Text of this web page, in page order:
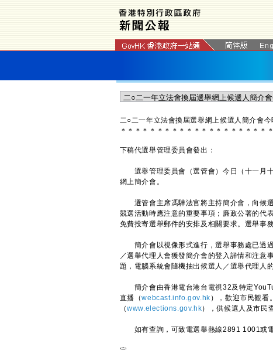
二○二一年立法會換屆選舉網上候選人簡介會今
＊ ＊ ＊ ＊ ＊ ＊ ＊ ＊ ＊ ＊ ＊ ＊ ＊ ＊ ＊ ＊ ＊ ＊ ＊ ＊ ＊
下稿代選舉管理委員會發出：
選舉管理委員會（選管會）今日（十一月十
網上簡介會。
選管會主席馮驊法官將主持簡介會，向候選
競選活動時應注意的重要事項；廉政公署的代
免費投寄選舉郵件的安排及相關要求。選舉事
簡介會以視像形式進行，選舉事務處已透過
／選舉代理人會獲發簡介會的登入詳情和注意
題，電腦系統會隨機抽出候選人／選舉代理人的
簡介會由香港電台港台電視32及特定
直播（webcast.info.gov.hk ），歡迎市民觀看
（www.elections.gov.hk），供候選人及市民
如有查詢，可致電選舉熱線2891 1001或